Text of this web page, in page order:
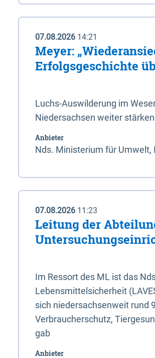
07.08.2026 14:21
Meyer:
Erfolgsgeschichte
Luchs-Auswilderung im
Niedersachsen weiter stärken
Anbieter
Nds. Ministerium für Umwelt,
07.08.2026 11:23
Leitung der
Im Ressort des ML ist das
Lebensmittelsicherheit
sich niedersachsenweit rund
Verbraucherschutz,
gab
Anbieter